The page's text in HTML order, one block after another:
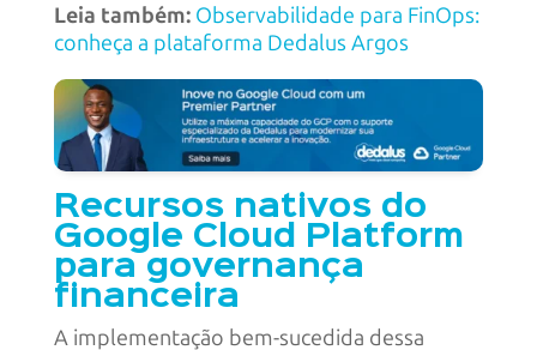
Leia também: Observabilidade para FinOps:
conheça a plataforma Dedalus Argos
Recursos nativos do
Google Cloud Platform
para governança
financeira
A implementação bem-sucedida dessa